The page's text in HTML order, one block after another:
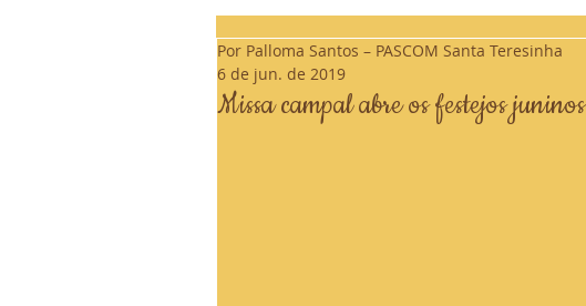
Missa campal abre os festejos juninos
Por Palloma Santos – PASCOM Santa Teresinha
6 de jun. de 2019